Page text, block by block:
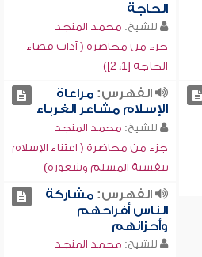
الحاجة
للشيخ: محمد المنجد
جزء من محاضرة ( آداب قضاء
الحاجة [1، 2])
الفهرس:مراعاة
الإسلام مشاعر الغرباء
للشيخ: محمد المنجد
جزء من محاضرة ( اعتناء الإسلام
بنفسية المسلم وشعوره)
الفهرس:مشاركة
الناس أفراحهم
وأحزانهم
للشيخ: محمد المنجد